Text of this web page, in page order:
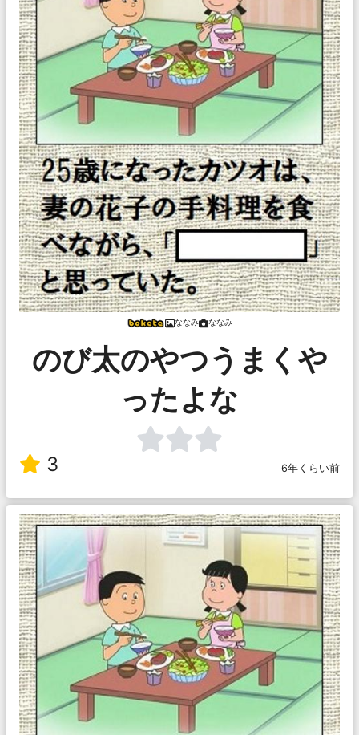
ななみ ななみ
のび太のやつうまくや
ったよな
3 6年くらい前